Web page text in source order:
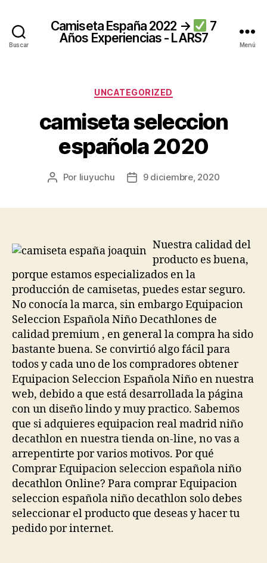
Buscar
Camiseta España 2022 →
7
Años Experiencias - LARS7
Menú
Categorías
UNCATEGORIZED
camiseta seleccion
española 2020
Autor
Por liuyuchu
Fecha9 diciembre, 2020
Nuestra calidad del
producto es buena,
porque estamos especializados en la
producción de camisetas, puedes estar seguro.
No conocía la marca, sin embargo Equipacion
Seleccion Española Niño Decathlones de
calidad premium , en general la compra ha sido
bastante buena. Se convirtió algo fácil para
todos y cada uno de los compradores obtener
Equipacion Seleccion Española Niño en nuestra
web, debido a que está desarrollada la página
con un diseño lindo y muy practico. Sabemos
que si adquieres equipacion real madrid niño
decathlon en nuestra tienda on-line, no vas a
arrepentirte por varios motivos. Por qué
Comprar Equipacion seleccion española niño
decathlon Online? Para comprar Equipacion
seleccion española niño decathlon solo debes
seleccionar el producto que deseas y hacer tu
pedido por internet.